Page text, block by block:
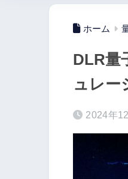
ホーム
DLR量
ュレー
2024年